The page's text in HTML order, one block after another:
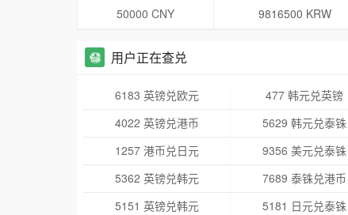
50000 CNY
9816500 KRW
用户正在查兑
6183 英镑兑欧元 477 韩元兑英镑
4022 英镑兑港币
5629 韩元兑泰铢
1257 港币兑日元
9356 美元兑泰铢
5362 英镑兑韩元
7689 泰铢兑港币
5151 英镑兑韩元
5181 日元兑泰铢